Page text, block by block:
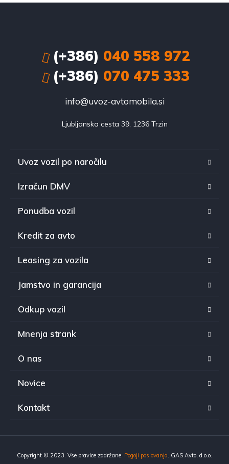
(+386) 040 558 972
(+386) 070 475 333
info@uvoz-avtomobila.si
Ljubljanska cesta 39, 1236 Trzin
Uvoz vozil po naročilu
Izračun DMV
Ponudba vozil
Kredit za avto
Leasing za vozila
Jamstvo in garancija
Odkup vozil
Mnenja strank
O nas
Novice
Kontakt
Copyright © 2023. Vse pravice zadržane. Pogoji poslovanja. GAS Avto, d.o.o.